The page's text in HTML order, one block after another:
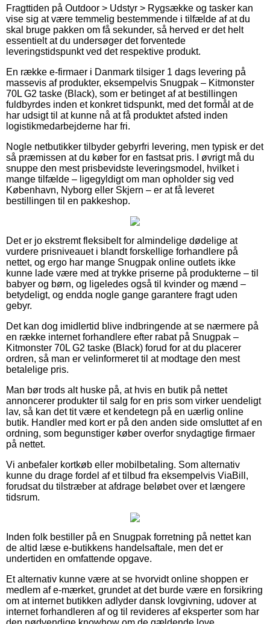
Fragttiden på Outdoor > Udstyr > Rygsække og tasker kan
vise sig at være temmelig bestemmende i tilfælde af at du
skal bruge pakken om få sekunder, så herved er det helt
essentielt at du undersøger det forventede
leveringstidspunkt ved det respektive produkt.
En række e-firmaer i Danmark tilsiger 1 dags levering på
massevis af produkter, eksempelvis Snugpak – Kitmonster
70L G2 taske (Black), som er betinget af at bestillingen
fuldbyrdes inden et konkret tidspunkt, med det formål at de
har udsigt til at kunne nå at få produktet afsted inden
logistikmedarbejderne har fri.
Nogle netbutikker tilbyder gebyrfri levering, men typisk er det
så præmissen at du køber for en fastsat pris. I øvrigt må du
snuppe den mest prisbevidste leveringsmodel, hvilket i
mange tilfælde – ligegyldigt om man opholder sig ved
København, Nyborg eller Skjern – er at få leveret
bestillingen til en pakkeshop.
Det er jo ekstremt fleksibelt for almindelige dødelige at
vurdere prisniveauet i blandt forskellige forhandlere på
nettet, og ergo har mange Snugpak online outlets ikke
kunne lade være med at trykke priserne på produkterne – til
babyer og børn, og ligeledes også til kvinder og mænd –
betydeligt, og endda nogle gange garantere fragt uden
gebyr.
Det kan dog imidlertid blive indbringende at se nærmere på
en række internet forhandlere efter rabat på Snugpak –
Kitmonster 70L G2 taske (Black) forud for at du placerer
ordren, så man er velinformeret til at modtage den mest
betalelige pris.
Man bør trods alt huske på, at hvis en butik på nettet
annoncerer produkter til salg for en pris som virker uendeligt
lav, så kan det tit være et kendetegn på en uærlig online
butik. Handler med kort er på den anden side omsluttet af en
ordning, som begunstiger køber overfor snydagtige firmaer
på nettet.
Vi anbefaler kortkøb eller mobilbetaling. Som alternativ
kunne du drage fordel af et tilbud fra eksempelvis ViaBill,
forudsat du tilstræber at afdrage beløbet over et længere
tidsrum.
Inden folk bestiller på en Snugpak forretning på nettet kan
de altid læse e-butikkens handelsaftale, men det er
undertiden en omfattende opgave.
Et alternativ kunne være at se hvorvidt online shoppen er
medlem af e-mærket, grundet at det burde være en forsikring
om at internet butikken adlyder dansk lovgivning, udover at
internet forhandleren af og til revideres af eksperter som har